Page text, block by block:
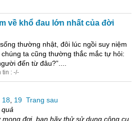
về khổ đau lớn nhất của đời
thường nhật, đôi lúc ngồi suy niệm
ta cũng thường thắc mắc tự hỏi:
đến từ đâu?”....
tin : -/-
18 19 Trang sau
đợi, bạn hãy thử sử dụng công cụ